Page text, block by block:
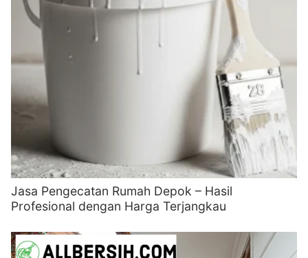
Jasa Pengecatan Rumah Depok – Hasil
Profesional dengan Harga Terjangkau